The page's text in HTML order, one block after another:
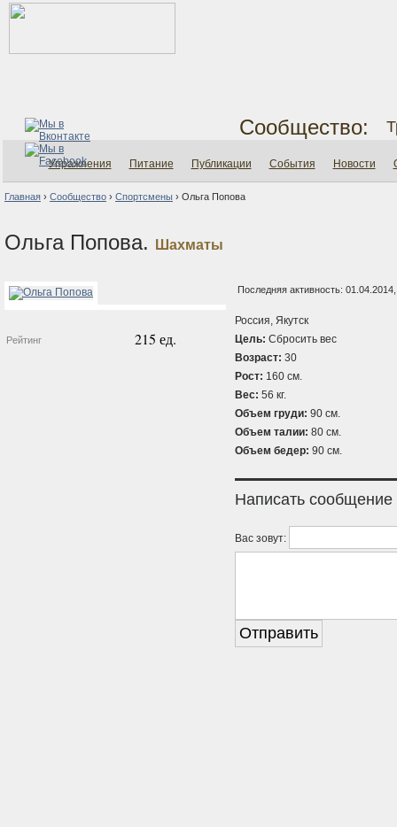
Сообщество:
Упражнения Питание Публикации События Новости
Главная › Сообщество › Спортсмены › Ольга Попова
Ольга Попова. Шахматы
Рейтинг 215 ед.
Последняя активность:
Россия, Якутск
Цель: Сбросить вес
Возраст: 30
Рост: 160 см.
Вес: 56 кг.
Объем груди: 90 см.
Объем талии: 80 см.
Объем бедер: 90 см.
Написать сообщение
Вас зовут: